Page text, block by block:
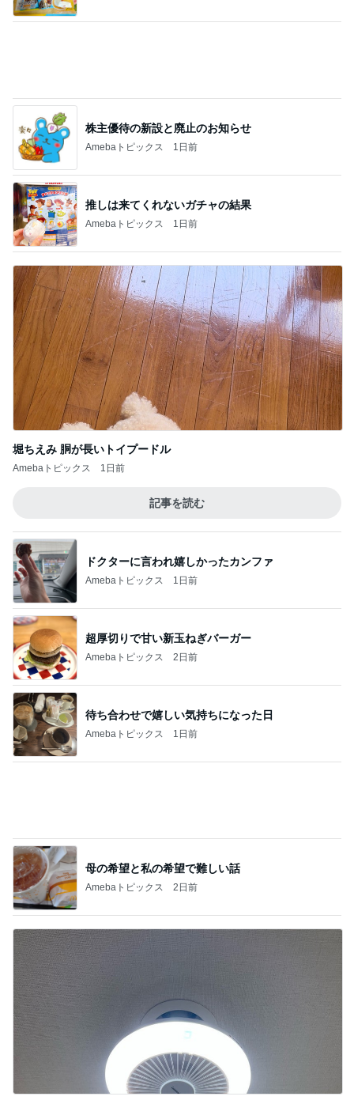
推しは来てくれないガチャの結果
Amebaトピックス 1日前
堀ちえみ 胴が長いトイプードル
Amebaトピックス 1日前
記事を読む
Amebaトピックス 1日前
超厚切りで甘い新玉ねぎバーガー
Amebaトピックス 2日前
待ち合わせで嬉しい気持ちになった日
Amebaトピックス 1日前
母の希望と私の希望で難しい話
Amebaトピックス 2日前
コストコで購入し快適になったトイレ
Amebaトピックス
記事を読む
小原正子 1人で寝ると言い出した長女
Amebaトピックス 10時間前